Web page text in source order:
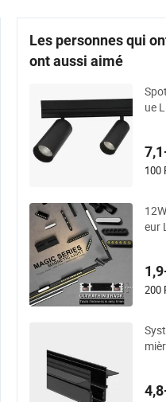
Les personnes qui
ont aussi aimé
ue
gent
100
eur
ots
res
200